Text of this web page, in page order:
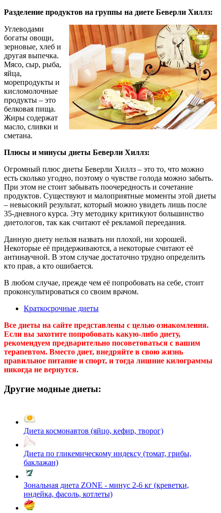
Разделение продуктов на группы на диете Беверли Хиллз:
Углеводами
богаты овощи,
зерновые, хлеб и
другая выпечка.
Мясо, сыр, рыба,
яйца,
морепродукты и
кисломолочные
продукты – это
белковая пища.
Жиры содержат
масло, сливки и
сметана.
Плюсы и минусы диеты Беверли Хиллз:
Огромный плюс диеты Беверли Хиллз – это то, что можно
есть сколько угодно, поэтому о чувстве голода можно забыть.
При этом не стоит забывать поочередность и сочетание
продуктов. Существуют и малоприятные моменты этой диеты
– невысокий результат, который можно увидеть лишь после
35-дневного курса. Эту методику критикуют большинство
диетологов, так как считают её рекламой переедания.
Данную диету нельзя назвать ни плохой, ни хорошей.
Некоторые её придерживаются, а некоторые считают её
антинаучной. В этом случае достаточно трудно определить
кто прав, а кто ошибается.
В любом случае, прежде чем её попробовать на себе, стоит
проконсультироваться со своим врачом.
Краткосрочные диеты
Все диеты на сайте представлены с целью ознакомления.
Если вы захотите попробовать какую-либо диету,
рекомендуем предварительно посоветоваться с вашим
терапевтом. Вместо диет, внедряйте в свою жизнь
правильное питание и спорт, и тогда лишние килограммы
никогда не вернутся.
Другие модные диеты:
Диета космонавтов (яйцо, кефир, творог)
Диета по гликемическому индексу (томат, грибы,
баклажан)
Зональная диета ZONE - минус 2-6 кг (креветки,
индейка, фасоль, котлеты)